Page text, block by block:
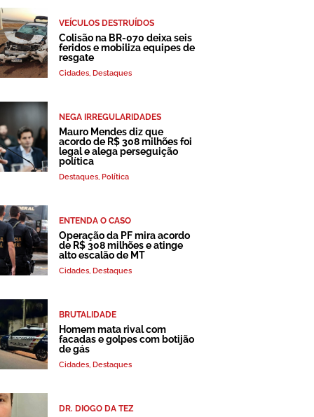
VEÍCULOS DESTRUÍDOS
Colisão na BR-070 deixa seis
feridos e mobiliza equipes de
resgate
Cidades, Destaques
NEGA IRREGULARIDADES
Mauro Mendes diz que
acordo de R$ 308 milhões foi
legal e alega perseguição
política
Destaques, Política
ENTENDA O CASO
Operação da PF mira acordo
de R$ 308 milhões e atinge
alto escalão de MT
Cidades, Destaques
BRUTALIDADE
Homem mata rival com
facadas e golpes com botijão
de gás
Cidades, Destaques
DR. DIOGO DA TEZ